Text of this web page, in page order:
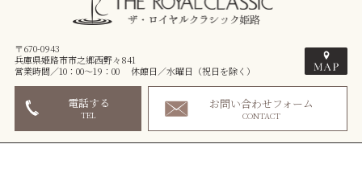
〒670-0943
兵庫県姫路市市之郷西野々841
営業時間／10：00～19：00 休館日／水曜日（祝日を除く）
電話する
TEL
お問い合わせフォーム
CONTACT